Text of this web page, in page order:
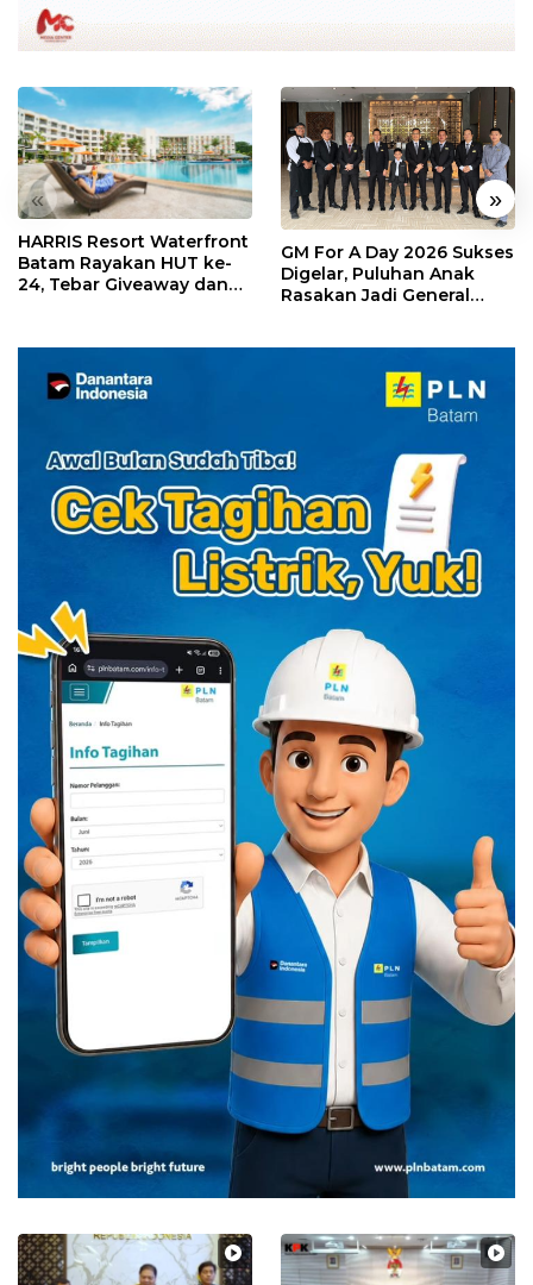
« »
HARRIS Resort Waterfront
Batam Rayakan HUT ke-
24, Tebar Giveaway dan
GM For A Day 2026 Sukses
Digelar, Puluhan Anak
Rasakan Jadi General